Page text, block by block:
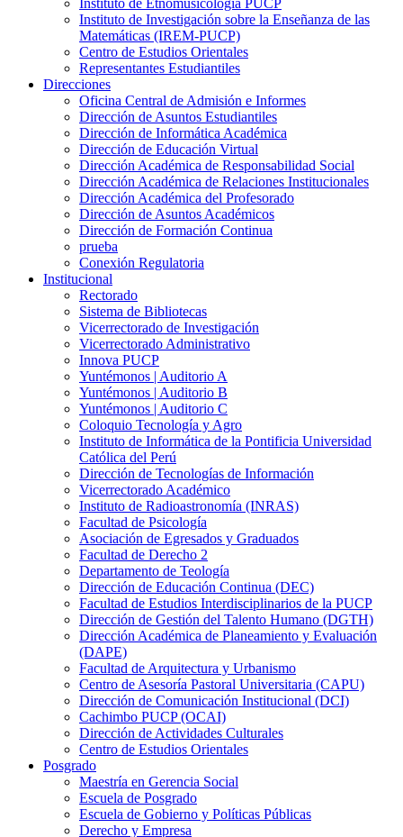
Instituto de Etnomusicología PUCP
Instituto de Investigación sobre la Enseñanza de las
Matemáticas (IREM-PUCP)
Centro de Estudios Orientales
Representantes Estudiantiles
Direcciones
Oficina Central de Admisión e Informes
Dirección de Asuntos Estudiantiles
Dirección de Informática Académica
Dirección de Educación Virtual
Dirección Académica de Responsabilidad Social
Dirección Académica de Relaciones Institucionales
Dirección Académica del Profesorado
Dirección de Asuntos Académicos
Dirección de Formación Continua
prueba
Conexión Regulatoria
Institucional
Rectorado
Sistema de Bibliotecas
Vicerrectorado de Investigación
Vicerrectorado Administrativo
Innova PUCP
Yuntémonos | Auditorio A
Yuntémonos | Auditorio B
Yuntémonos | Auditorio C
Coloquio Tecnología y Agro
Instituto de Informática de la Pontificia Universidad
Católica del Perú
Dirección de Tecnologías de Información
Vicerrectorado Académico
Instituto de Radioastronomía (INRAS)
Facultad de Psicología
Asociación de Egresados y Graduados
Facultad de Derecho 2
Departamento de Teología
Dirección de Educación Continua (DEC)
Facultad de Estudios Interdisciplinarios de la PUCP
Dirección de Gestión del Talento Humano (DGTH)
Dirección Académica de Planeamiento y Evaluación
(DAPE)
Facultad de Arquitectura y Urbanismo
Centro de Asesoría Pastoral Universitaria (CAPU)
Dirección de Comunicación Institucional (DCI)
Cachimbo PUCP (OCAI)
Dirección de Actividades Culturales
Centro de Estudios Orientales
Posgrado
Maestría en Gerencia Social
Escuela de Posgrado
Escuela de Gobierno y Políticas Públicas
Derecho y Empresa